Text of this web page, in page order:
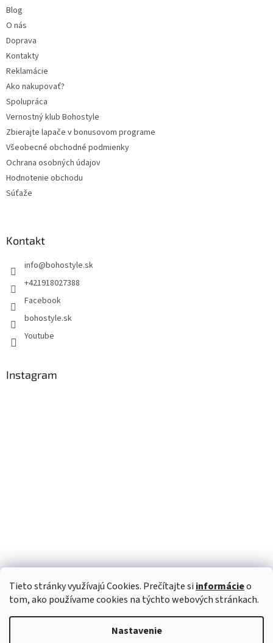
Tieto stránky využívajú Cookies. Prečítajte si informácieo
tom, ako používame cookies na týchto webových stránkach.
Nastavenie
Blog
O nás
Doprava
Kontakty
Reklamácie
Ako nakupovať?
Spolupráca
Vernostný klub Bohostyle
Zbierajte lapače v bonusovom programe
Všeobecné obchodné podmienky
Ochrana osobných údajov
Hodnotenie obchodu
Súťaže
Kontakt
info@bohostyle.sk
+421918027388
Facebook
bohostyle.sk
Youtube
Instagram
Sledovať na Instagrame
Vytvoril Shoptet